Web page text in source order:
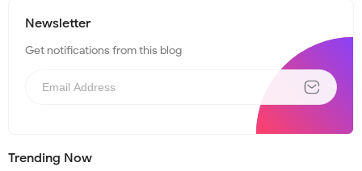
Newsletter
Get notifications from this blog
Trending Now